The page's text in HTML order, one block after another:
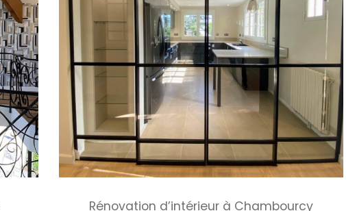
Rénovation d’intérieur à Chambourcy